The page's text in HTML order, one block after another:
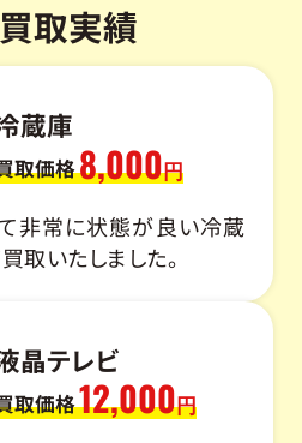
取実績
蔵庫
取価格8,000円
非常に状態が良い冷蔵
取いたしました。
晶テレビ
取価格12,000円